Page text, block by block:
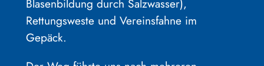
Blasenbildung durch Salzwasser),
Rettungsweste und Vereinsfahne im
Gepäck.